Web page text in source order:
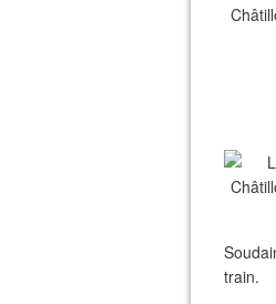
train.